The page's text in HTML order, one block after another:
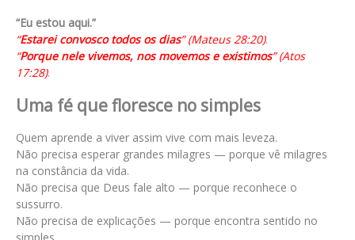
“Eu estou aqui.”
“Estarei convosco todos os dias” (Mateus 28:20).
“Porque nele vivemos, nos movemos e existimos” (Atos
17:28).
Uma fé que floresce no simples
Quem aprende a viver assim vive com mais leveza.
Não precisa esperar grandes milagres — porque vê milagres
na constância da vida.
Não precisa que Deus fale alto — porque reconhece o
sussurro.
Não precisa de explicações — porque encontra sentido no